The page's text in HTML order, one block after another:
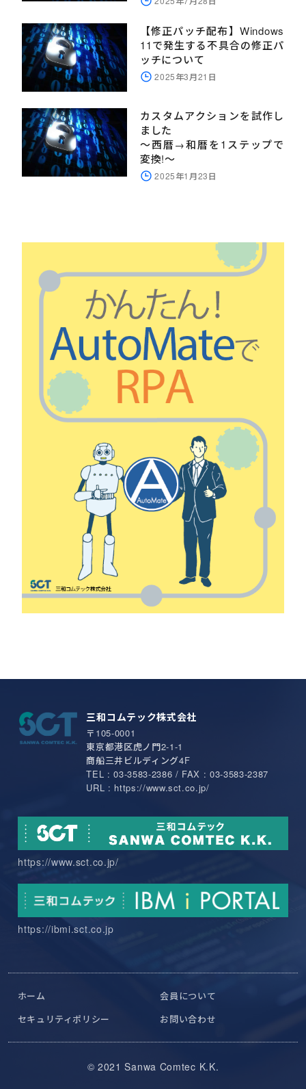
【修正パッチ配布】Windows
11で発生する不具合の修正パ
ッチについて
2025年3月21日
カスタムアクションを試作し
ました
～西暦→和暦を1ステップで
変換!～
2025年1月23日
三和コムテック株式会社
〒105-0001
東京都港区虎ノ門2-1-1
商船三井ビルディング4F
TEL : 03-3583-2386 / FAX : 03-3583-2387
URL : https://www.sct.co.jp/
https://www.sct.co.jp/
https://ibmi.sct.co.jp
ホーム
会員について
セキュリティポリシー
お問い合わせ
© 2021 Sanwa Comtec K.K.